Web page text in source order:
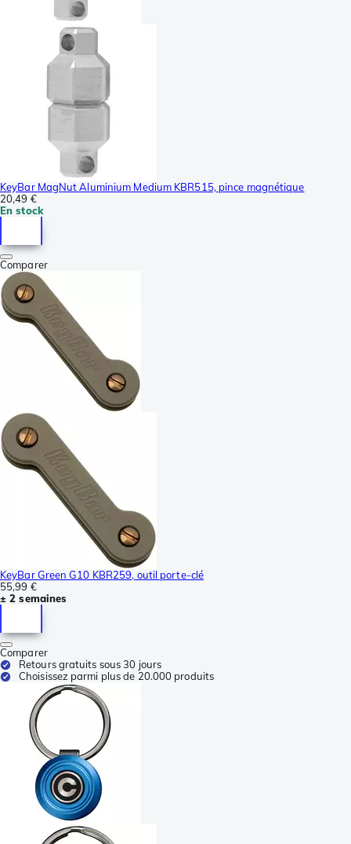
KeyBar MagNut Aluminium Medium KBR515, pince magnétique
20,49 €
En stock
Comparer
KeyBar Green G10 KBR259, outil porte-clé
55,99 €
± 2 semaines
Comparer
Retours gratuits sous 30 jours
Choisissez parmi plus de 20.000 produits